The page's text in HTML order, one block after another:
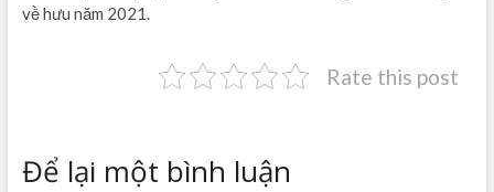
về hưu năm 2021.
Rate this post
Để lại một bình luận